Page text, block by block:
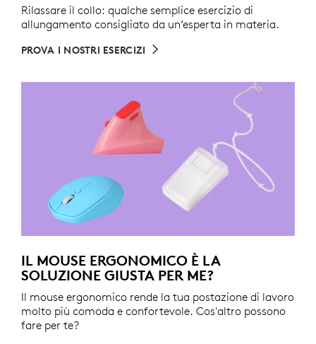
Rilassare il collo: qualche semplice esercizio di
allungamento consigliato da un’esperta in materia.
PROVA I NOSTRI ESERCIZI
IL MOUSE ERGONOMICO È LA
SOLUZIONE GIUSTA PER ME?
Il mouse ergonomico rende la tua postazione di lavoro
molto più comoda e confortevole. Cos'altro possono
fare per te?